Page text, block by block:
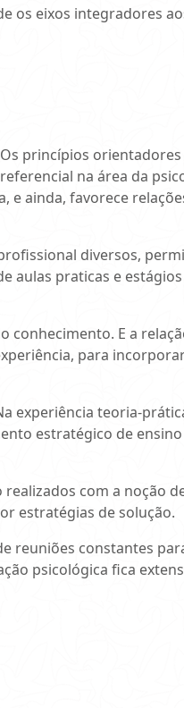
os eixos integradores
princípios orientadores
na área da
e ainda, favorece
diversos,
aulas praticas e estágios
conhecimento. E a
para
experiência teoria-
estratégico de
com a noção
estratégias de solução.
reuniões constantes
psicológica fica